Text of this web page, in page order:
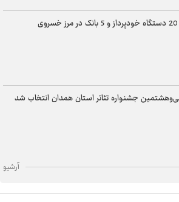
جشنواره تئاتر استان همدان انتخاب شد
آرشیو